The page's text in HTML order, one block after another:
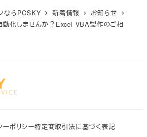
ならPCSKY 新着情報
お知らせ
動化しませんか？Excel VBA製作のご相
ーポリシー特定商取引法に基づく表記